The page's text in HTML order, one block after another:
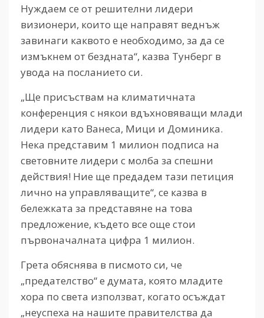
Нуждаем се от решителни лидери
визионери, които ще направят веднъж
завинаги каквото е необходимо, за да се
измъкнем от бездната“, казва Тунберг в
увода на посланието си.
„Ще присъствам на климатичната
конференция с някои вдъхновяващи млади
лидери като Ванеса, Мици и Доминика.
Нека представим 1 милион подписа на
световните лидери с молба за спешни
действия! Ние ще предадем тази петиция
лично на управляващите“, се казва в
бележката за представяне на това
предложение, където все още стои
първоначалната цифра 1 милион.
Грета обяснява в писмото си, че
„предателство“ е думата, която младите
хора по света използват, когато осъждат
„неуспеха на нашите правителства да